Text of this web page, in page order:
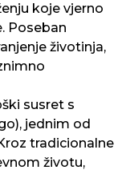
koje vjerno
Poseban
životinja,
susret s
jednim od
tradicionalne
životu,